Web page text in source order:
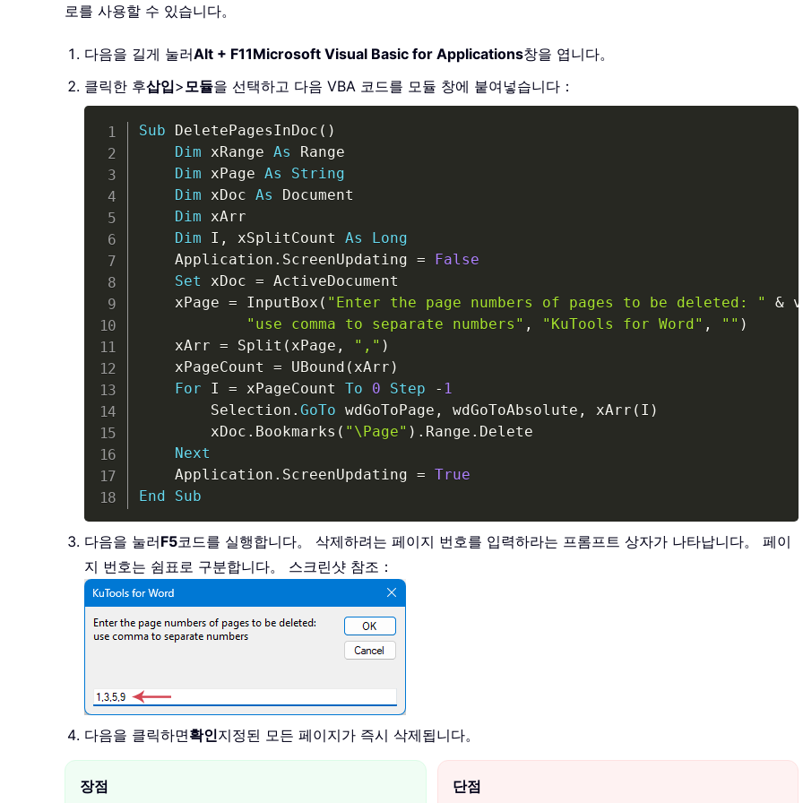
로를 사용할 수 있습니다。
다음을 길게 눌러Alt + F11Microsoft Visual Basic for Applications창을 엽니다。
클릭한 후삽입>모듈을 선택하고 다음 VBA 코드를 모듈 창에 붙여넣습니다：
Sub DeletePagesInDoc ( )
Dim xRange As Range
Dim xPage As
String
Dim xDoc As Document
Dim xArr
Dim I , xSplitCount As
Long
    Application
. ScreenUpdating =
False
Set xDoc = ActiveDocument
    xPage
= InputBox ( "Enter the page numbers of pages to be deleted: " &
"use comma to separate numbers" , "KuTools for Word" , "" )
    xArr
= Split ( xPage , "," )
    xPageCount
= UBound ( xArr )
For I = xPageCount To 0 Step - 1
        Selection
. GoTo wdGoToPage , wdGoToAbsolute , xArr ( I )
        xDoc
. Bookmarks ( "\Page" ) . Range . Delete
Next
    Application
. ScreenUpdating = True
End
Sub
다음을 눌러F5코드를 실행합니다。 삭제하려는 페이지 번호를 입력하라는 프롬프트 상자가 나타납니다。 페이
지 번호는 쉼표로 구분합니다。 스크린샷 참조：
다음을 클릭하면확인지정된 모든 페이지가 즉시 삭제됩니다。
장점 단점